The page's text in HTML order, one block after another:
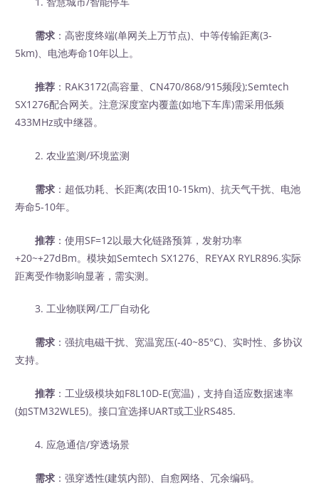
需求 ：高密度终端(单网关上万节点)、中等传输距离(3-
5km)、电池寿命10年以上。
推荐 ：RAK3172(高容量、CN470/868/915频段);Semtech
SX1276配合网关。注意深度室内覆盖(如地下车库)需采用低频
433MHz或中继器。
2. 农业监测/环境监测
需求 ：超低功耗、长距离(农田10-15km)、抗天气干扰、电池
寿命5-10年。
推荐 ：使用SF=12以最大化链路预算，发射功率
+20~+27dBm。模块如Semtech SX1276、REYAX RYLR896.实际
距离受作物影响显著，需实测。
3. 工业物联网/工厂自动化
需求 ：强抗电磁干扰、宽温宽压(-40~85°C)、实时性、多协议
支持。
推荐 ：工业级模块如F8L10D-E(宽温)，支持自适应数据速率
(如STM32WLE5)。接口宜选择UART或工业RS485.
4. 应急通信/穿透场景
需求 ：强穿透性(建筑内部)、自愈网络、冗余编码。